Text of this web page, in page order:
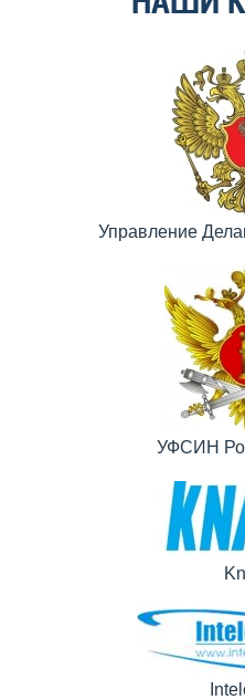
Управление
УФСИН